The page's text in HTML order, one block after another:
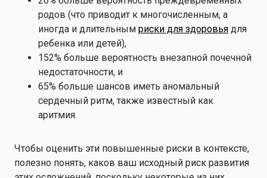
родов (что приводит к многочисленным, а
иногда и длительным риски для здоровья для
ребенка или детей),
152% больше вероятность внезапной почечной
недостаточности, и
65% больше шансов иметь аномальный
сердечный ритм, также известный как
аритмия.
Чтобы оценить эти повышенные риски в контексте,
полезно понять, каков ваш исходный риск развития